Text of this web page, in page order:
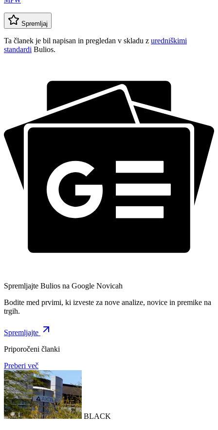
Spremljaj
Ta članek je bil napisan in pregledan v skladu z uredniškimi
standardi Bulios.
Spremljajte Bulios na Google Novicah
Bodite med prvimi, ki izveste za nove analize, novice in premike na
trgih.
Spremljajte
Priporočeni članki
Preberi več
BLACK